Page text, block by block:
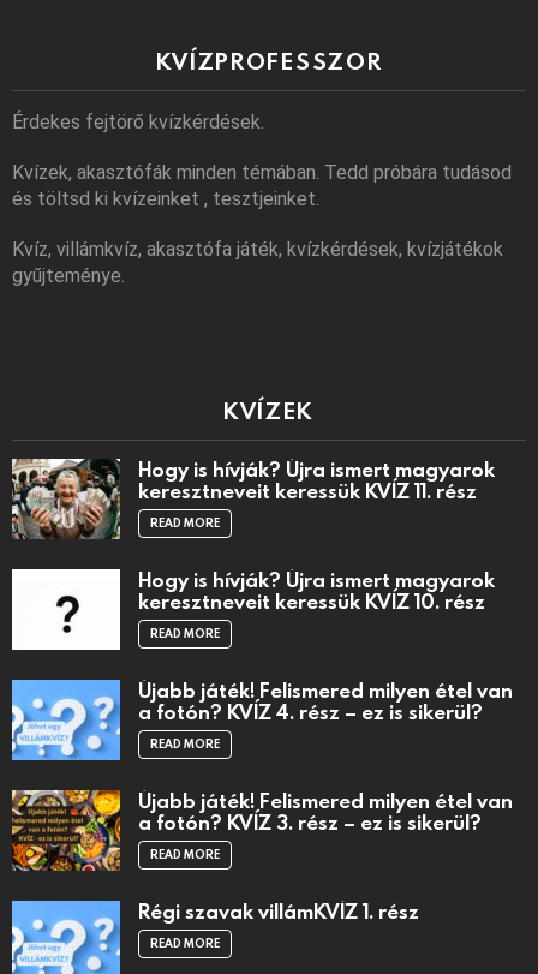
KVÍZPROFESSZOR
Érdekes fejtörő kvízkérdések.
Kvízek, akasztófák minden témában. Tedd próbára tudásod
és töltsd ki kvízeinket , tesztjeinket.
Kvíz, villámkvíz, akasztófa játék, kvízkérdések, kvízjátékok
gyűjteménye.
KVÍZEK
Hogy is hívják? Újra ismert magyarok
keresztneveit keressük KVÍZ 11. rész
READ MORE
Hogy is hívják? Újra ismert magyarok
keresztneveit keressük KVÍZ 10. rész
READ MORE
Újabb játék! Felismered milyen étel van
a fotón? KVÍZ 4. rész – ez is sikerül?
READ MORE
Újabb játék! Felismered milyen étel van
a fotón? KVÍZ 3. rész – ez is sikerül?
READ MORE
Régi szavak villámKVÍZ 1. rész
READ MORE